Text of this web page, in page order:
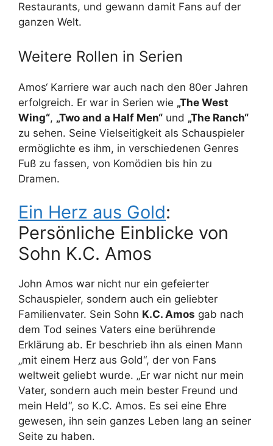
Restaurants, und gewann damit Fans auf der
ganzen Welt.
Weitere Rollen in Serien
Amos‘ Karriere war auch nach den 80er Jahren
erfolgreich. Er war in Serien wie „The West
Wing“, „Two and a Half Men“ und „The Ranch“
zu sehen. Seine Vielseitigkeit als Schauspieler
ermöglichte es ihm, in verschiedenen Genres
Fuß zu fassen, von Komödien bis hin zu
Dramen.
Ein Herz aus Gold:
Persönliche Einblicke von
Sohn K.C. Amos
John Amos war nicht nur ein gefeierter
Schauspieler, sondern auch ein geliebter
Familienvater. Sein Sohn K.C. Amos gab nach
dem Tod seines Vaters eine berührende
Erklärung ab. Er beschrieb ihn als einen Mann
„mit einem Herz aus Gold“, der von Fans
weltweit geliebt wurde. „Er war nicht nur mein
Vater, sondern auch mein bester Freund und
mein Held“, so K.C. Amos. Es sei eine Ehre
gewesen, ihn sein ganzes Leben lang an seiner
Seite zu haben.